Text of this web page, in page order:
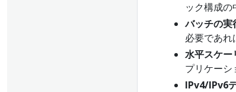
ック構成の
バッチの実
必要であれ
水平スケー
プリケーシ
IPv4/IPv6